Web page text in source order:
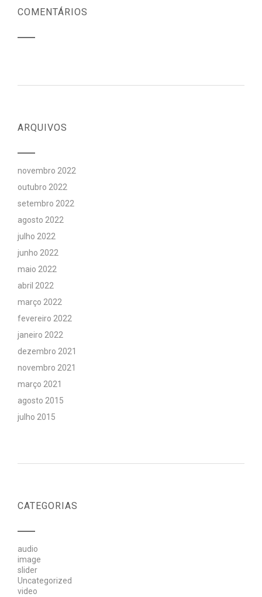
COMENTÁRIOS
ARQUIVOS
novembro 2022
outubro 2022
setembro 2022
agosto 2022
julho 2022
junho 2022
maio 2022
abril 2022
março 2022
fevereiro 2022
janeiro 2022
dezembro 2021
novembro 2021
março 2021
agosto 2015
julho 2015
CATEGORIAS
audio
image
slider
Uncategorized
video